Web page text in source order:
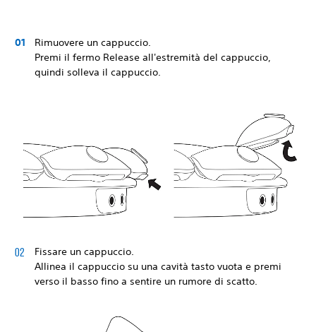
Rimuovere un cappuccio.
Premi il fermo Release all'estremità del cappuccio,
quindi solleva il cappuccio.
Fissare un cappuccio.
Allinea il cappuccio su una cavità tasto vuota e premi
verso il basso fino a sentire un rumore di scatto.